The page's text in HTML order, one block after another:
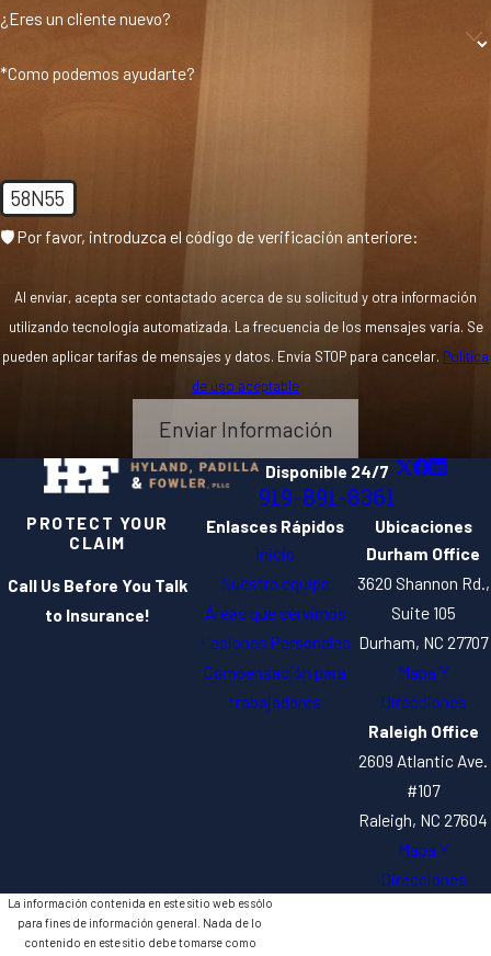
¿Eres un cliente nuevo?
*Como podemos ayudarte?
58N55
🛡️ Por favor, introduzca el código de verificación anteriore:
Al enviar, acepta ser contactado acerca de su solicitud y otra información
utilizando tecnología automatizada. La frecuencia de los mensajes varía. Se
pueden aplicar tarifas de mensajes y datos. Envía STOP para cancelar. Política
de uso aceptable
Enviar Información
Disponible 24/7
919-891-8361
PROTECT YOUR
CLAIM
Call Us Before You Talk
to Insurance!
Enlasces Rápidos
Inicio
Nuestro equipo
Áreas que servimos
Lesiones Personales
Compensación para
trabajadores
Ubicaciones
Durham Office
3620 Shannon Rd.,
Suite 105
Durham, NC 27707
Mapa Y
Direcciones
Raleigh Office
2609 Atlantic Ave.
#107
Raleigh, NC 27604
Mapa Y
Direcciones
La información contenida en este sitio web es sólo
para fines de información general. Nada de lo
contenido en este sitio debe tomarse como